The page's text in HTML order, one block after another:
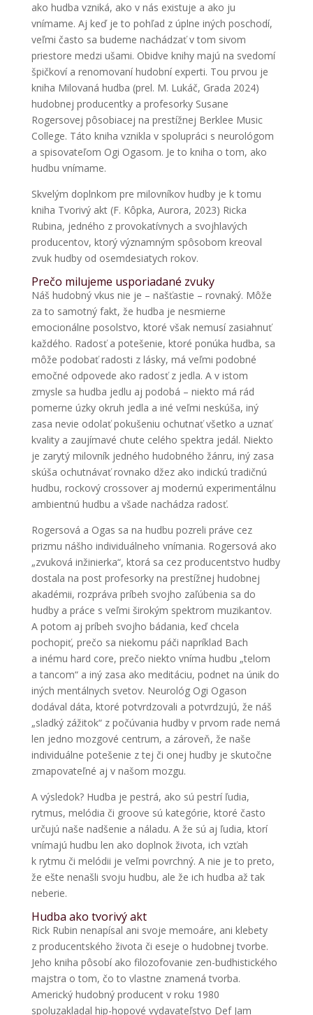
ako hudba vzniká, ako v nás existuje a ako ju
vnímame. Aj keď je to pohľad z úplne iných poschodí,
veľmi často sa budeme nachádzať v tom sivom
priestore medzi ušami. Obidve knihy majú na svedomí
špičkoví a renomovaní hudobní experti. Tou prvou je
kniha Milovaná hudba (prel. M. Lukáč, Grada 2024)
hudobnej producentky a profesorky Susane
Rogersovej pôsobiacej na prestížnej Berklee Music
College. Táto kniha vznikla v spolupráci s neurológom
a spisovateľom Ogi Ogasom. Je to kniha o tom, ako
hudbu vnímame.
Skvelým doplnkom pre milovníkov hudby je k tomu
kniha Tvorivý akt (F. Kôpka, Aurora, 2023) Ricka
Rubina, jedného z provokatívnych a svojhlavých
producentov, ktorý významným spôsobom kreoval
zvuk hudby od osemdesiatych rokov.
Prečo milujeme usporiadané zvuky
Náš hudobný vkus nie je – našťastie – rovnaký. Môže
za to samotný fakt, že hudba je nesmierne
emocionálne posolstvo, ktoré však nemusí zasiahnuť
každého. Radosť a potešenie, ktoré ponúka hudba, sa
môže podobať radosti z lásky, má veľmi podobné
emočné odpovede ako radosť z jedla. A v istom
zmysle sa hudba jedlu aj podobá – niekto má rád
pomerne úzky okruh jedla a iné veľmi neskúša, iný
zasa nevie odolať pokušeniu ochutnať všetko a uznať
kvality a zaujímavé chute celého spektra jedál. Niekto
je zarytý milovník jedného hudobného žánru, iný zasa
skúša ochutnávať rovnako džez ako indickú tradičnú
hudbu, rockový crossover aj modernú experimentálnu
ambientnú hudbu a všade nachádza radosť.
Rogersová a Ogas sa na hudbu pozreli práve cez
prizmu nášho individuálneho vnímania. Rogersová ako
„zvuková inžinierka“, ktorá sa cez producentstvo hudby
dostala na post profesorky na prestížnej hudobnej
akadémii, rozpráva príbeh svojho zaľúbenia sa do
hudby a práce s veľmi širokým spektrom muzikantov.
A potom aj príbeh svojho bádania, keď chcela
pochopiť, prečo sa niekomu páči napríklad Bach
a inému hard core, prečo niekto vníma hudbu „telom
a tancom“ a iný zasa ako meditáciu, podnet na únik do
iných mentálnych svetov. Neurológ Ogi Ogason
dodával dáta, ktoré potvrdzovali a potvrdzujú, že náš
„sladký zážitok“ z počúvania hudby v prvom rade nemá
len jedno mozgové centrum, a zároveň, že naše
individuálne potešenie z tej či onej hudby je skutočne
zmapovateľné aj v našom mozgu.
A výsledok? Hudba je pestrá, ako sú pestrí ľudia,
rytmus, melódia či groove sú kategórie, ktoré často
určujú naše nadšenie a náladu. A že sú aj ľudia, ktorí
vnímajú hudbu len ako doplnok života, ich vzťah
k rytmu či melódii je veľmi povrchný. A nie je to preto,
že ešte nenašli svoju hudbu, ale že ich hudba až tak
neberie.
Hudba ako tvorivý akt
Rick Rubin nenapísal ani svoje memoáre, ani klebety
z producentského života či eseje o hudobnej tvorbe.
Jeho kniha pôsobí ako filozofovanie zen-budhistického
majstra o tom, čo to vlastne znamená tvorba.
Americký hudobný producent v roku 1980
spoluzakladal hip-hopové vydavateľstvo Def Jam